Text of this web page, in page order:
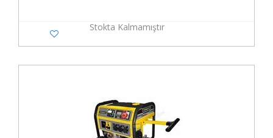
Stokta Kalmamıştır